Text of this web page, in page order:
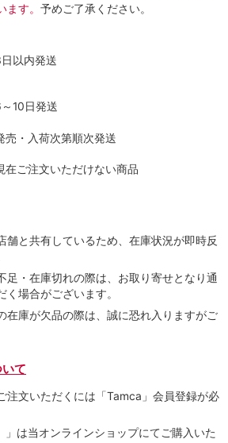
す。 予めご了承ください。
以内発送
10日発送
・入荷次第順次発送
ご注文いただけない商品
舗と共有しているため、在庫状況が即時反
足・在庫切れの際は、お取り寄せとなり通
場合がございます。
在庫が欠品の際は、誠に恐れ入りますがご
て
注⽂いただくには「Tamca」会員登録が必
」は当オンラインショップにてご購⼊いた